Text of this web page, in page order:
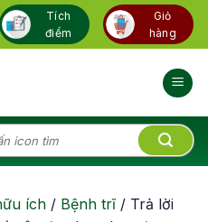
Tích
điểm
Giỏ
hàng
ích/ Bệnh trĩ/ Trả lời